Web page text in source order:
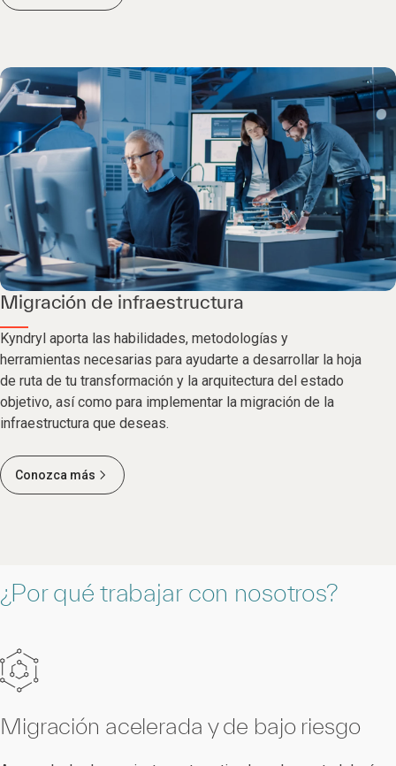
Migración de infraestructura
Kyndryl aporta las habilidades, metodologías y
herramientas necesarias para ayudarte a desarrollar la hoja
de ruta de tu transformación y la arquitectura del estado
objetivo, así como para implementar la migración de la
infraestructura que deseas.
Conozca más
¿Por qué trabajar con nosotros?
Migración acelerada y de bajo riesgo